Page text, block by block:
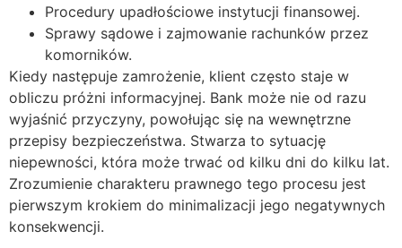
Procedury upadłościowe instytucji finansowej.
Sprawy sądowe i zajmowanie rachunków przez
komorników.
Kiedy następuje zamrożenie, klient często staje w
obliczu próżni informacyjnej. Bank może nie od razu
wyjaśnić przyczyny, powołując się na wewnętrzne
przepisy bezpieczeństwa. Stwarza to sytuację
niepewności, która może trwać od kilku dni do kilku lat.
Zrozumienie charakteru prawnego tego procesu jest
pierwszym krokiem do minimalizacji jego negatywnych
konsekwencji.